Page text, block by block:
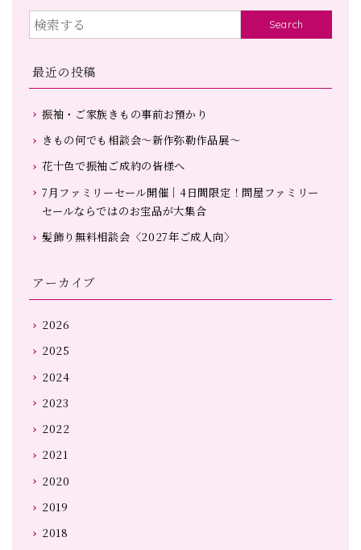
Search
最近の投稿
振袖・ご家族きもの事前お預かり
きもの何でも相談会～新作弥勒作品展～
花十色で振袖ご成約の皆様へ
7月ファミリーセール開催｜4日間限定！問屋ファミリー
セールならではのお宝品が大集合
髪飾り無料相談会〈2027年ご成人向〉
アーカイブ
2026
2025
2024
2023
2022
2021
2020
2019
2018